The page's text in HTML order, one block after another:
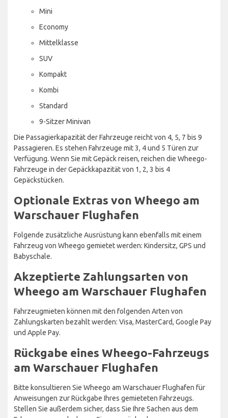
Mini
Economy
Mittelklasse
SUV
Kompakt
Kombi
Standard
9-Sitzer Minivan
Die Passagierkapazität der Fahrzeuge reicht von 4, 5, 7 bis 9
Passagieren. Es stehen Fahrzeuge mit 3, 4 und 5 Türen zur
Verfügung. Wenn Sie mit Gepäck reisen, reichen die Wheego-
Fahrzeuge in der Gepäckkapazität von 1, 2, 3 bis 4
Gepäckstücken.
Optionale Extras von Wheego am
Warschauer Flughafen
Folgende zusätzliche Ausrüstung kann ebenfalls mit einem
Fahrzeug von Wheego gemietet werden: Kindersitz, GPS und
Babyschale.
Akzeptierte Zahlungsarten von
Wheego am Warschauer Flughafen
Fahrzeugmieten können mit den folgenden Arten von
Zahlungskarten bezahlt werden: Visa, MasterCard, Google Pay
und Apple Pay.
Rückgabe eines Wheego-Fahrzeugs
am Warschauer Flughafen
Bitte konsultieren Sie Wheego am Warschauer Flughafen für
Anweisungen zur Rückgabe Ihres gemieteten Fahrzeugs.
Stellen Sie außerdem sicher, dass Sie Ihre Sachen aus dem